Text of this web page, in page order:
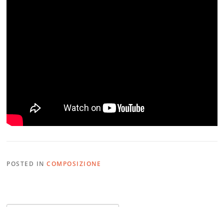
POSTED INCOMPOSIZIONE